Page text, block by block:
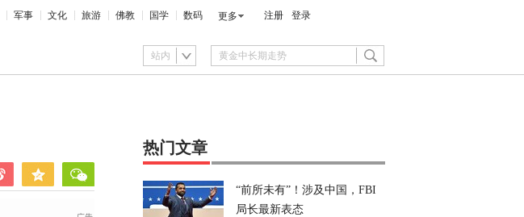
军事 文化 旅游 佛教 国学 数码 更多 注册 登录
站内
热门文章
“前所未有”！涉及中国，FBI
局长最新表态